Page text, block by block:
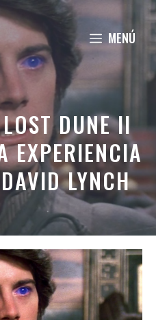
MENÚ
DUNE II
EXPERIENCIA
LYNCH